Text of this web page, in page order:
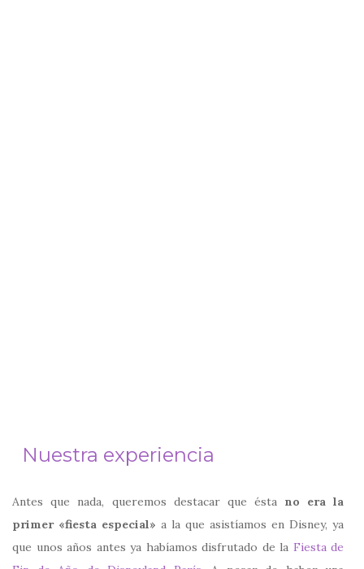
Nuestra experiencia
Antes que nada, queremos destacar que ésta no era la
primer «fiesta especial» a la que asistíamos en Disney, ya
que unos años antes ya habíamos disfrutado de la Fiesta de